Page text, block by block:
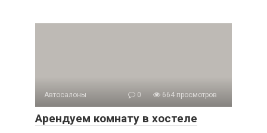
Автосалоны 0 664 просмотров
Арендуем комнату в хостеле